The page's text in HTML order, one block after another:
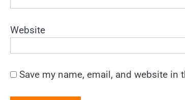
Website
Save my name, email, and website